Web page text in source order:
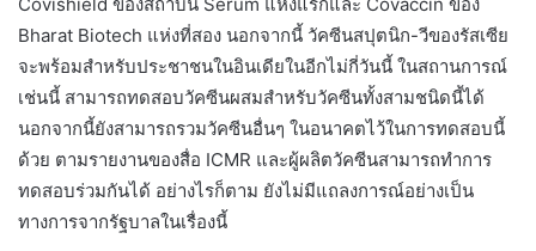
Bharat Biotech แห่งที่สอง นอกจากนี้ วัคซีนสปุตนิก-วีของรัสเซีย
จะพร้อมสำหรับประชาชนในอินเดียในอีกไม่กี่วันนี้ ในสถานการณ์
เช่นนี้ สามารถทดสอบวัคซีนผสมสำหรับวัคซีนทั้งสามชนิดนี้ได้
นอกจากนี้ยังสามารถรวมวัคซีนอื่นๆ ในอนาคตไว้ในการทดสอบนี้
ด้วย ตามรายงานของสื่อ ICMR และผู้ผลิตวัคซีนสามารถทำการ
ทดสอบร่วมกันได้ อย่างไรก็ตาม ยังไม่มีแถลงการณ์อย่างเป็น
ทางการจากรัฐบาลในเรื่องนี้